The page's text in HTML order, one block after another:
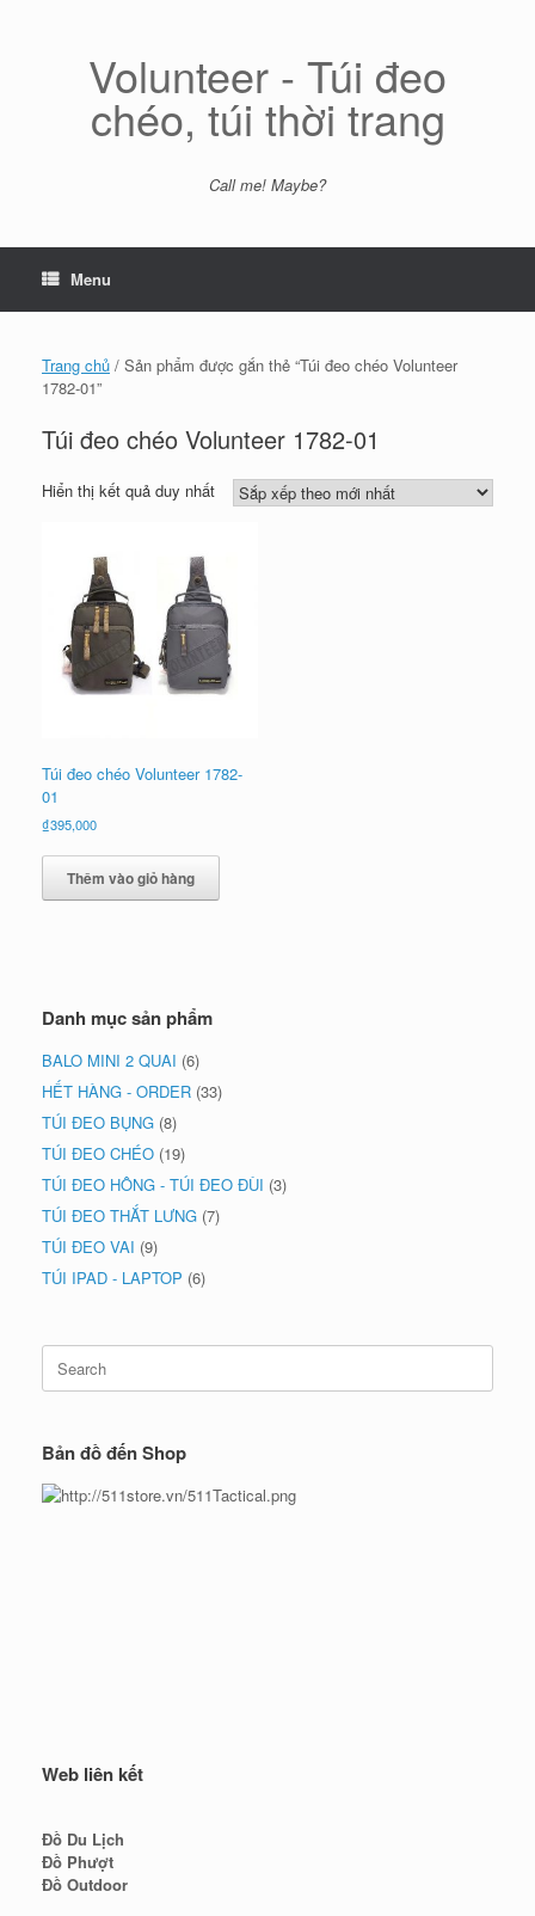
Volunteer - Túi đeo
chéo, túi thời trang
Call me! Maybe?
Menu
Trang chủ / Sản phẩm được gắn thẻ “Túi đeo chéo Volunteer
1782-01”
Túi đeo chéo Volunteer 1782-01
Hiển thị kết quả duy nhất
Túi đeo chéo Volunteer 1782-
01
₫395,000
Thêm vào giỏ hàng
Danh mục sản phẩm
BALO MINI 2 QUAI (6)
HẾT HÀNG - ORDER (33)
TÚI ĐEO BỤNG (8)
TÚI ĐEO CHÉO (19)
TÚI ĐEO HÔNG - TÚI ĐEO ĐÙI (3)
TÚI ĐEO THẮT LƯNG (7)
TÚI ĐEO VAI (9)
TÚI IPAD - LAPTOP (6)
Search
for:
Bản đồ đến Shop
Web liên kết
Đồ Du Lịch
Đồ Phượt
Đồ Outdoor